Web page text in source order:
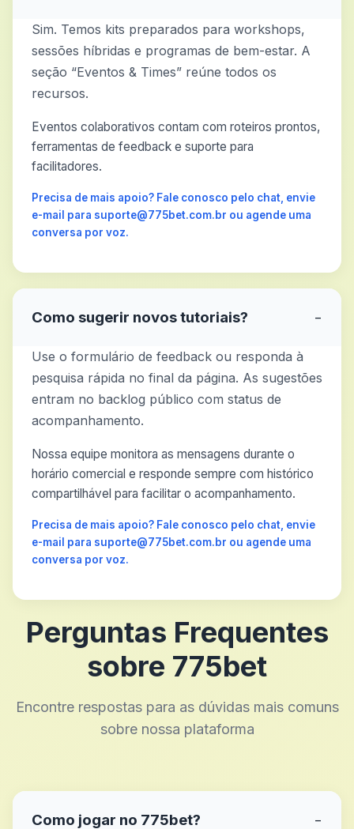
Sim. Temos kits preparados para workshops,
sessões híbridas e programas de bem-estar. A
seção “Eventos & Times” reúne todos os
recursos.
Eventos colaborativos contam com roteiros prontos,
ferramentas de feedback e suporte para
facilitadores.
Precisa de mais apoio? Fale conosco pelo chat, envie
e-mail para suporte@775bet.com.br ou agende uma
conversa por voz.
Como sugerir novos tutoriais? −
Use o formulário de feedback ou responda à
pesquisa rápida no final da página. As sugestões
entram no backlog público com status de
acompanhamento.
Nossa equipe monitora as mensagens durante o
horário comercial e responde sempre com histórico
compartilhável para facilitar o acompanhamento.
Precisa de mais apoio? Fale conosco pelo chat, envie
e-mail para suporte@775bet.com.br ou agende uma
conversa por voz.
Perguntas Frequentes
sobre 775bet
Encontre respostas para as dúvidas mais comuns
sobre nossa plataforma
Como jogar no 775bet? −